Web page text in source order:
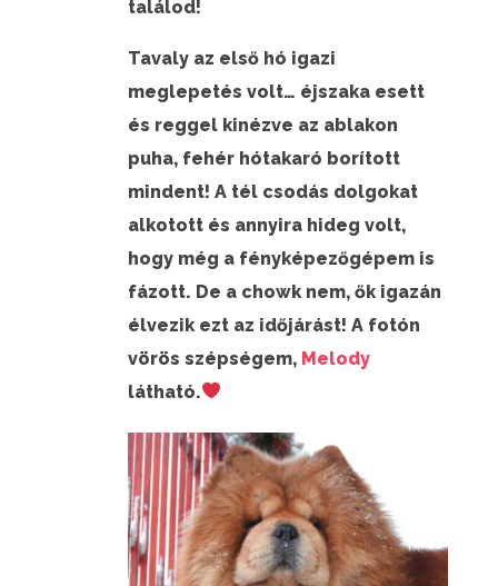
találod!
Tavaly az első hó igazi
meglepetés volt… éjszaka esett
és reggel kinézve az ablakon
puha, fehér hótakaró borított
mindent! A tél csodás dolgokat
alkotott és annyira hideg volt,
hogy még a fényképezőgépem is
fázott. De a chowk nem, ők igazán
élvezik ezt az időjárást! A fotón
vörös szépségem, Melody
látható.